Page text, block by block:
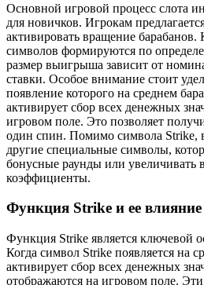
Основной игровой процесс слота
для новичков. Игрокам
активировать вращение
символов формируются по
размер выигрыша зависит от
ставки. Особое внимание стоит
появление которого на среднем
активирует сбор всех денежных
игровом поле. Это позволяет
один спин. Помимо символа Strike,
другие специальные символы,
бонусные раунды или
коэффициенты.
Функция Strike и ее
Функция Strike является ключевой
Когда символ Strike появляется на
активирует сбор всех денежных
отображаются на игровом поле.